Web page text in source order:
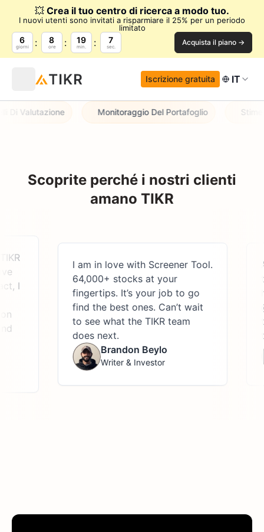
💥 Crea il tuo centro di ricerca a modo tuo.
I nuovi utenti sono invitati a risparmiare il 25% per un periodo
limitato
6
giorni
8
ore
19
min.
7
sec. Acquista il piano →
Iscrizione gratuita IT
Valutazione Monitoraggio Del Portafoglio Stime
Scoprite perché i nostri clienti
amano TIKR
I
I am in love with Screener Tool.
64,000+ stocks at your
fingertips. It’s your job to go
find the best ones. Can’t wait
to see what the TIKR team
does next.
Brandon Beylo
Writer & Investor